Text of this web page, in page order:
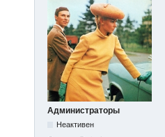
Администраторы
Неактивен